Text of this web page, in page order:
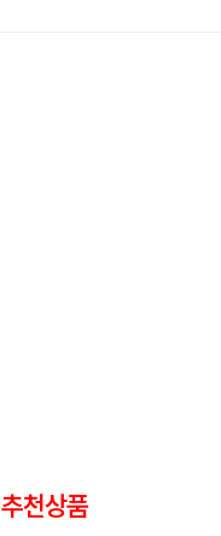
추천상품